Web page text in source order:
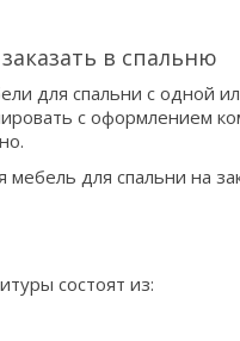
в спальню
для спальни с одной
с оформлением
для спальни на
состоят из: